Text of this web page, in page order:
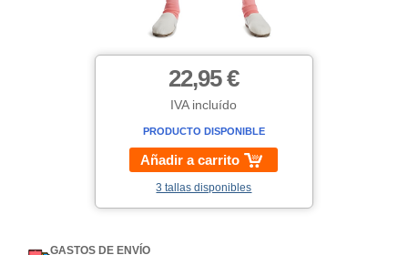
22,95 €
IVA incluído
PRODUCTO DISPONIBLE
Añadir a carrito
3 tallas disponibles
GASTOS DE ENVÍO